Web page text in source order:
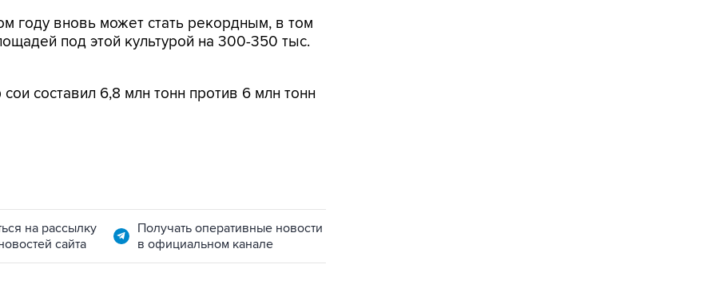
году вновь может стать рекордным, в том
под этой культурой на 300-350 тыс.
составил 6,8 млн тонн против 6 млн тонн
на рассылку
сайта
Получать оперативные новости
в официальном канале